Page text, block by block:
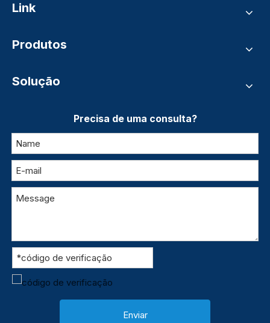
Link
Produtos
Solução
Precisa de uma consulta?
Enviar